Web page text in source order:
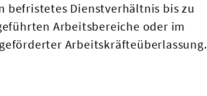
befristetes Dienstverhältnis bis zu
Arbeitsbereiche oder im
Arbeitskräfteüberlassung.